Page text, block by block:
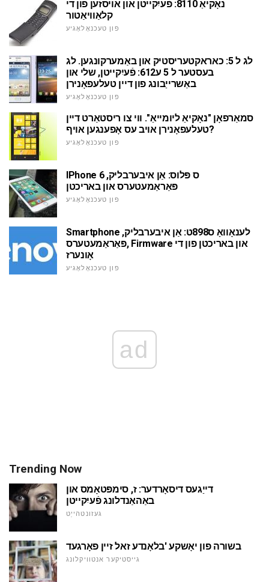
נאָקיאַ 8110: פֿעיִקייטן און אויסזען פון די
קלאַוויאַטור
פון טעכנאָלאָגיע
לג ל 5: כאראקטעריסטיק און באַמערקונגען. לג
בעסטער ל 5 ע612: פֿעיִקייטן, שלי און
באַשרייַבונג פון דיין טעלעפאָנירן
פון טעכנאָלאָגיע
סמאַרפאָן "נאָקיאַ ליומייאַ". ווי צו ריסטאַרט דיין
טעלעפאָנירן אויב עס אָפענגען אויף?
פון טעכנאָלאָגיע
IPhone 6 ס פּלוס: אַן איבערבליק,
פּאַראַמעטערס און באריכטן
פון טעכנאָלאָגיע
Smartphone לענאָוואָ ס898ט: אַן איבערבליק,
פּאַראַמעטערס, Firmware און באריכטן פון די
אָונערז
פון טעכנאָלאָגיע
ad
Trending Now
דייַגעס דיסאָרדער: ז, סימפּטאָמס און
באַהאַנדלונג פֿעיִקייטן
געזונטהייַט
בשורה פון יאָשקע 'בלאָנדע זאל זיין פאָרגעד
גייסטיקער אנטוויקלונג